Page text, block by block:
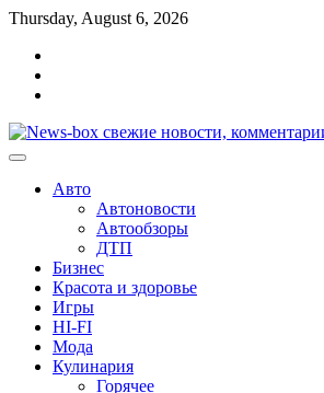
Перейти
содержимому
Thursday, August 6, 2026
Авто
Автоновости
Автообзоры
ДТП
Бизнес
Красота и здоровье
Игры
HI-FI
Мода
Кулинария
Горячее